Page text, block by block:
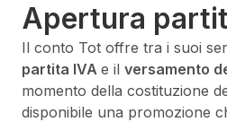
Apertura
Il conto Tot offre tra i suoi
partita IVA e il versamento
momento della costituzione
disponibile una promozione